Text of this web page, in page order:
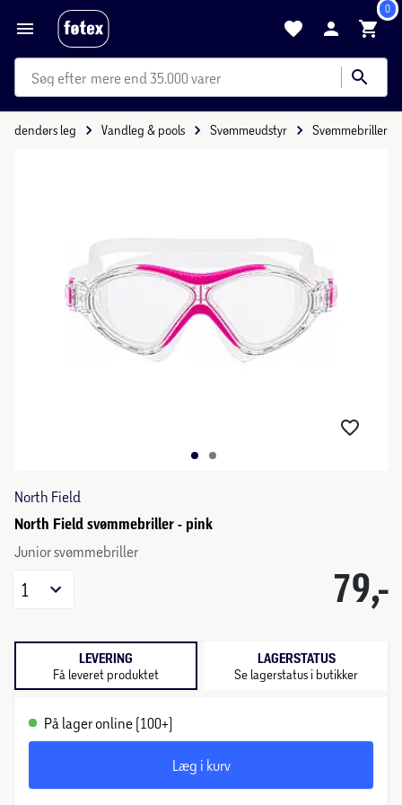
0
mere end 35.000 varer
Udendørs leg Vandleg & pools Svømmeudstyr Svømmebriller
North Field
North Field svømmebriller - pink
Junior svømmebriller
79,-
1
LEVERING
Få leveret produktet
LAGERSTATUS
Se lagerstatus i butikker
På lager online (100+)
Læg i kurv